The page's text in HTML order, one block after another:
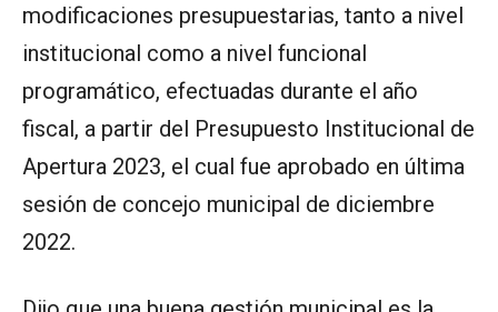
modificaciones presupuestarias, tanto a nivel
institucional como a nivel funcional
programático, efectuadas durante el año
fiscal, a partir del Presupuesto Institucional de
Apertura 2023, el cual fue aprobado en última
sesión de concejo municipal de diciembre
2022.